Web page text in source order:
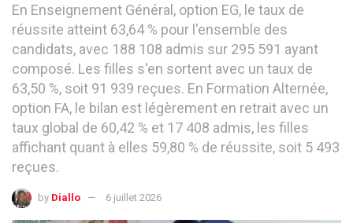
En Enseignement Général, option EG, le taux de
réussite atteint 63,64 % pour l'ensemble des
candidats, avec 188 108 admis sur 295 591 ayant
composé. Les filles s'en sortent avec un taux de
63,50 %, soit 91 939 reçues. En Formation Alternée,
option FA, le bilan est légèrement en retrait avec un
taux global de 60,42 % et 17 408 admis, les filles
affichant quant à elles 59,80 % de réussite, soit 5 493
reçues.
by Diallo 6 juillet 2026